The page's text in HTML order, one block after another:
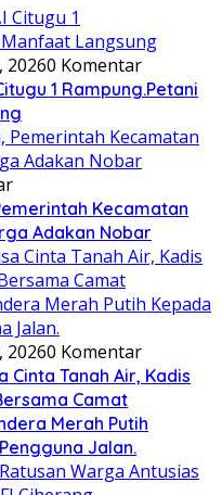
20260 Komentar
1 Rampung.Petani
Kecamatan
Adakan Nobar
20260 Komentar
Cinta Tanah Air, Kadis
Camat
Merah Putih
Jalan.